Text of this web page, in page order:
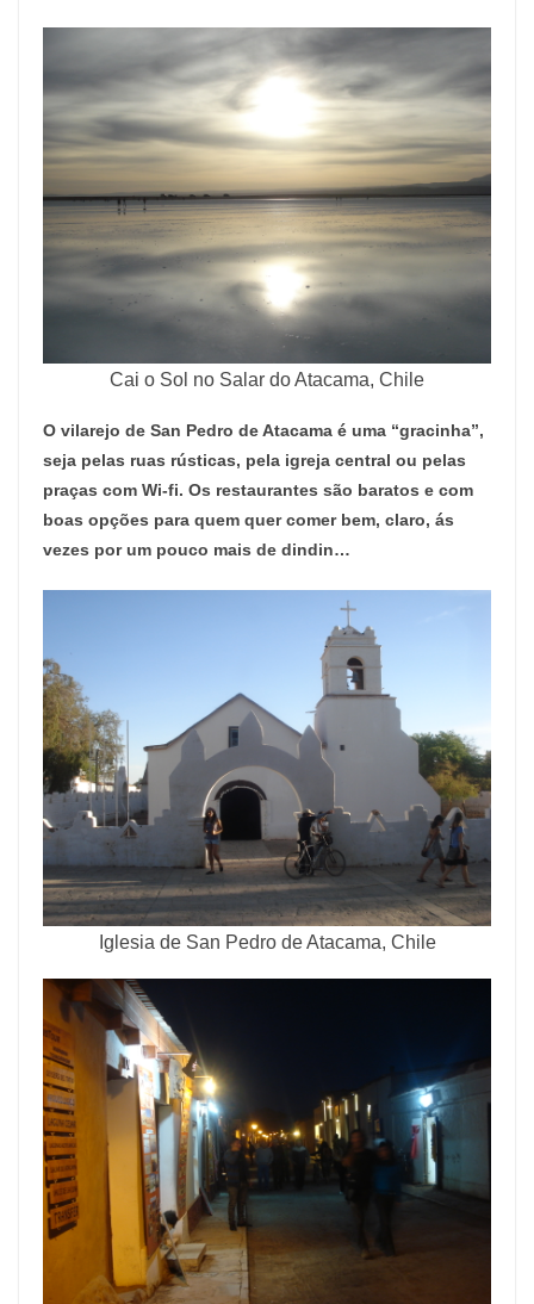
Cai o Sol no Salar do Atacama, Chile
O vilarejo de San Pedro de Atacama é uma “gracinha”,
seja pelas ruas rústicas, pela igreja central ou pelas
praças com Wi-fi. Os restaurantes são baratos e com
boas opções para quem quer comer bem, claro, ás
vezes por um pouco mais de dindin…
Iglesia de San Pedro de Atacama, Chile